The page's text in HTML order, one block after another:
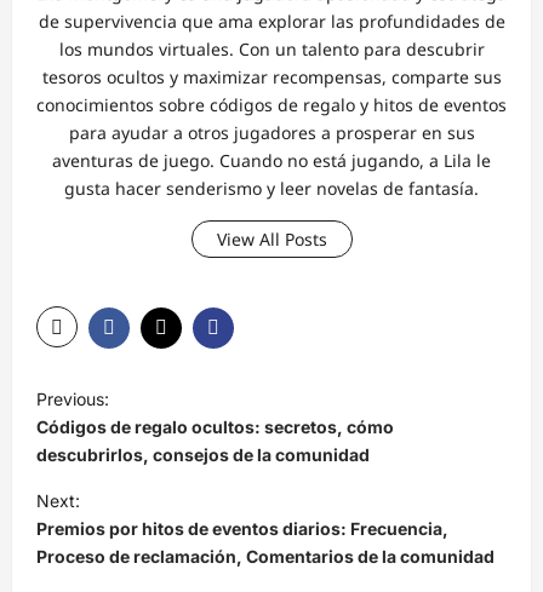
de supervivencia que ama explorar las profundidades de
los mundos virtuales. Con un talento para descubrir
tesoros ocultos y maximizar recompensas, comparte sus
conocimientos sobre códigos de regalo y hitos de eventos
para ayudar a otros jugadores a prosperar en sus
aventuras de juego. Cuando no está jugando, a Lila le
gusta hacer senderismo y leer novelas de fantasía.
View All Posts
o
s
t
n
a
Previous:
Códigos de regalo ocultos: secretos, cómo
descubrirlos, consejos de la comunidad
Next:
Premios por hitos de eventos diarios: Frecuencia,
Proceso de reclamación, Comentarios de la comunidad